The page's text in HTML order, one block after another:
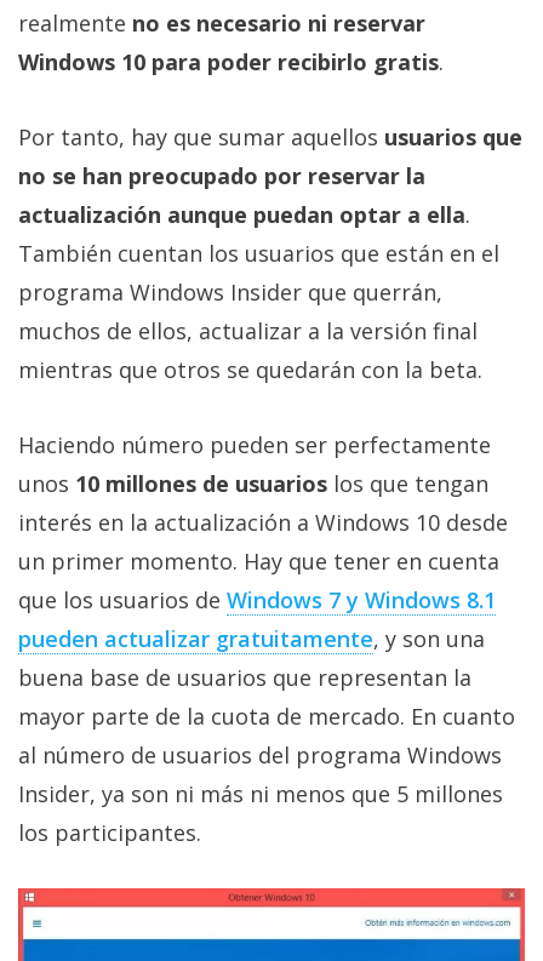
Contacto
/
nosotros
Publicidad
/
Cambiar
opciones
de
privacidad
/
Legal
comunicación
digital donde
encontrarás
todas las
noticias sobre
tecnología,
móviles,
ordenadores,
apps,
informática,
videojuegos,
comparativas,
trucos y
tutoriales.
Informático
(CC) 2006-
2026.Algunos
realmente no es necesario ni reservar
Windows 10 para poder recibirlo gratis.
Por tanto, hay que sumar aquellos usuarios que
no se han preocupado por reservar la
actualización aunque puedan optar a ella.
También cuentan los usuarios que están en el
programa Windows Insider que querrán,
muchos de ellos, actualizar a la versión final
mientras que otros se quedarán con la beta.
Haciendo número pueden ser perfectamente
unos 10 millones de usuarios los que tengan
interés en la actualización a Windows 10 desde
un primer momento. Hay que tener en cuenta
que los usuarios de Windows 7 y Windows 8.1
pueden actualizar gratuitamente, y son una
buena base de usuarios que representan la
mayor parte de la cuota de mercado. En cuanto
al número de usuarios del programa Windows
Insider, ya son ni más ni menos que 5 millones
los participantes.